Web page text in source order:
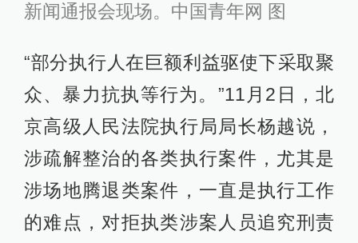
新闻通报会现场。中国青年网 图
“部分执行人在巨额利益驱使下采取聚
众、暴力抗执等行为。”11月2日，北
京高级人民法院执行局局长杨越说，
涉疏解整治的各类执行案件，尤其是
涉场地腾退类案件，一直是执行工作
的难点，对拒执类涉案人员追究刑责